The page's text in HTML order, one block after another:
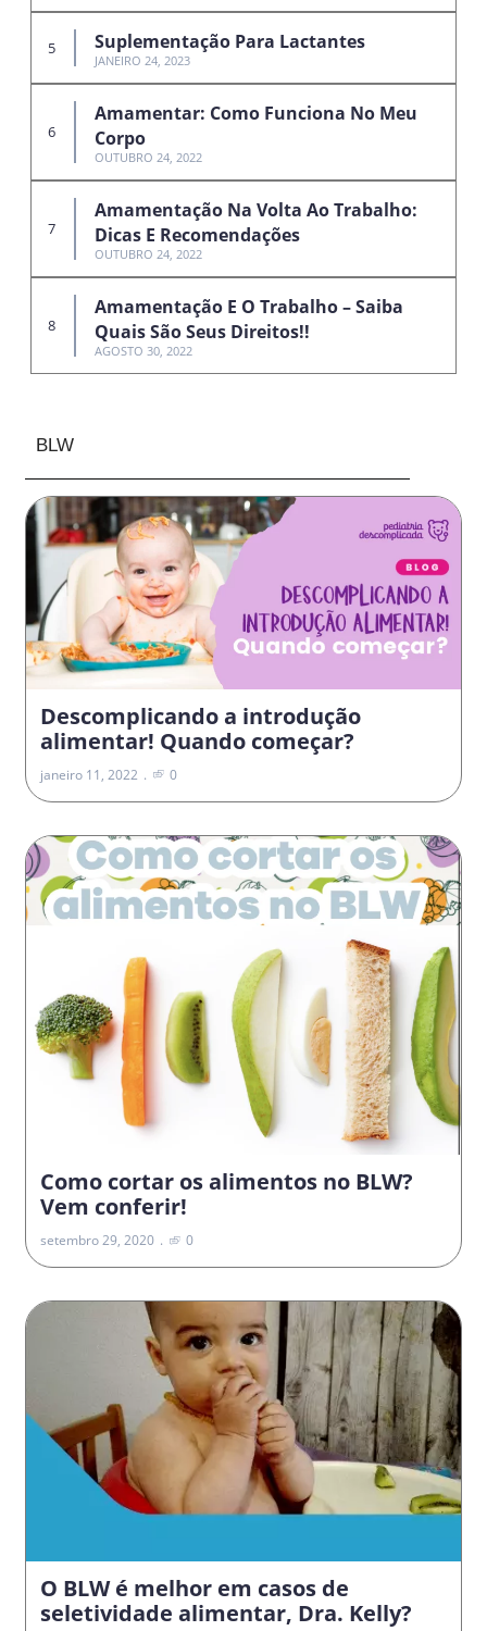
Suplementação Para Lactantes
JANEIRO 24, 2023
Amamentar: Como Funciona No Meu
Corpo
OUTUBRO 24, 2022
Amamentação Na Volta Ao Trabalho:
Dicas E Recomendações
OUTUBRO 24, 2022
Amamentação E O Trabalho – Saiba
Quais São Seus Direitos!!
AGOSTO 30, 2022
BLW
Descomplicando a introdução
alimentar! Quando começar?
janeiro 11, 2022 0
Como cortar os alimentos no BLW?
Vem conferir!
setembro 29, 2020 0
O BLW é melhor em casos de
seletividade alimentar, Dra. Kelly?